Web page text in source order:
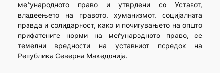
меѓународното право и утврдени со Уставот,
владеењето на правото, хуманизмот, социјалната
правда и солидарност, како и почитувањето на општо
прифатените норми на меѓународното право, се
темелни вредности на уставниот поредок на
Република Северна Македонија.